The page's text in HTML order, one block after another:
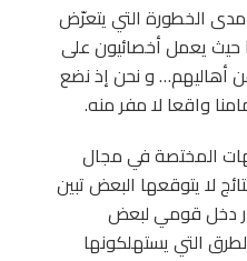
الخطورة التي يتعرّض
حيث يعمل أخصائيون على
أهاليهم… و نحن إذ نضع
واقعا لا مفر منه.
المختصة في مجال
لا يتوقعها البعض تبين
دخل قومي لبعض
التي يستهلكونها